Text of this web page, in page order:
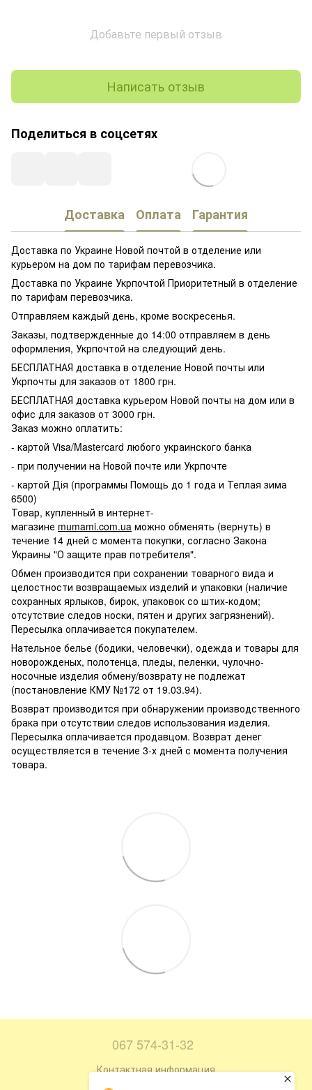
Добавьте первый отзыв
Написать отзыв
Поделиться в соцсетях
Доставка Оплата Гарантия
Доставка по Украине Новой почтой в отделение или
курьером на дом по тарифам перевозчика.
Доставка по Украине Укрпочтой Приоритетный в отделение
по тарифам перевозчика.
Отправляем каждый день, кроме воскресенья.
Заказы, подтвержденные до 14:00 отправляем в день
оформления, Укрпочтой на следующий день.
БЕСПЛАТНАЯ доставка в отделение Новой почты или
Укрпочты для заказов от 1800 грн.
БЕСПЛАТНАЯ доставка курьером Новой почты на дом или в
офис для заказов от 3000 грн.
Заказ можно оплатить:
- картой Visa/Mastercard любого украинского банка
- при получении на Новой почте или Укрпочте
- картой Дія (программы Помощь до 1 года и Теплая зима
6500)
Товар, купленный в интернет-
магазине mumami.com.ua можно обменять (вернуть) в
течение 14 дней с момента покупки, согласно Закона
Украины "О защите прав потребителя".
Обмен производится при сохранении товарного вида и
целостности возвращаемых изделий и упаковки (наличие
сохранных ярлыков, бирок, упаковок со штих-кодом;
отсутствие следов носки, пятен и других загрязнений).
Пересылка оплачивается покупателем.
Нательное белье (бодики, человечки), одежда и товары для
новорожденых, полотенца, пледы, пеленки, чулочно-
носочные изделия обмену/возврату не подлежат
(постановление КМУ №172 от 19.03.94).
Возврат производится при обнаружении производственного
брака при отсутствии следов использования изделия.
Пересылка оплачивается продавцом. Возврат денег
осуществляется в течение 3-х дней с момента получения
товара.
067 574-31-32
Контактная информация